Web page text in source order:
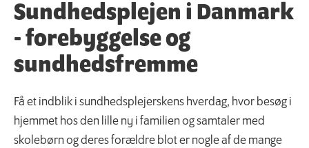
Sundhedsplejen i Danmark
- forebyggelse og
sundhedsfremme
Få et indblik i sundhedsplejerskens hverdag, hvor besøg i
hjemmet hos den lille ny i familien og samtaler med
skolebørn og deres forældre blot er nogle af de mange